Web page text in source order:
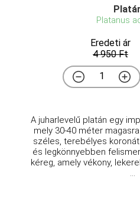
Platanus
Eredeti ár
4 950 Ft
A juharlevelű platán egy
mely 30-40 méter
széles, terebélyes
és legkönnyebben
kéreg, amely vékony,
...